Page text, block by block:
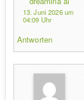
13. Juni 2026 um
04:09 Uhr
Antworten